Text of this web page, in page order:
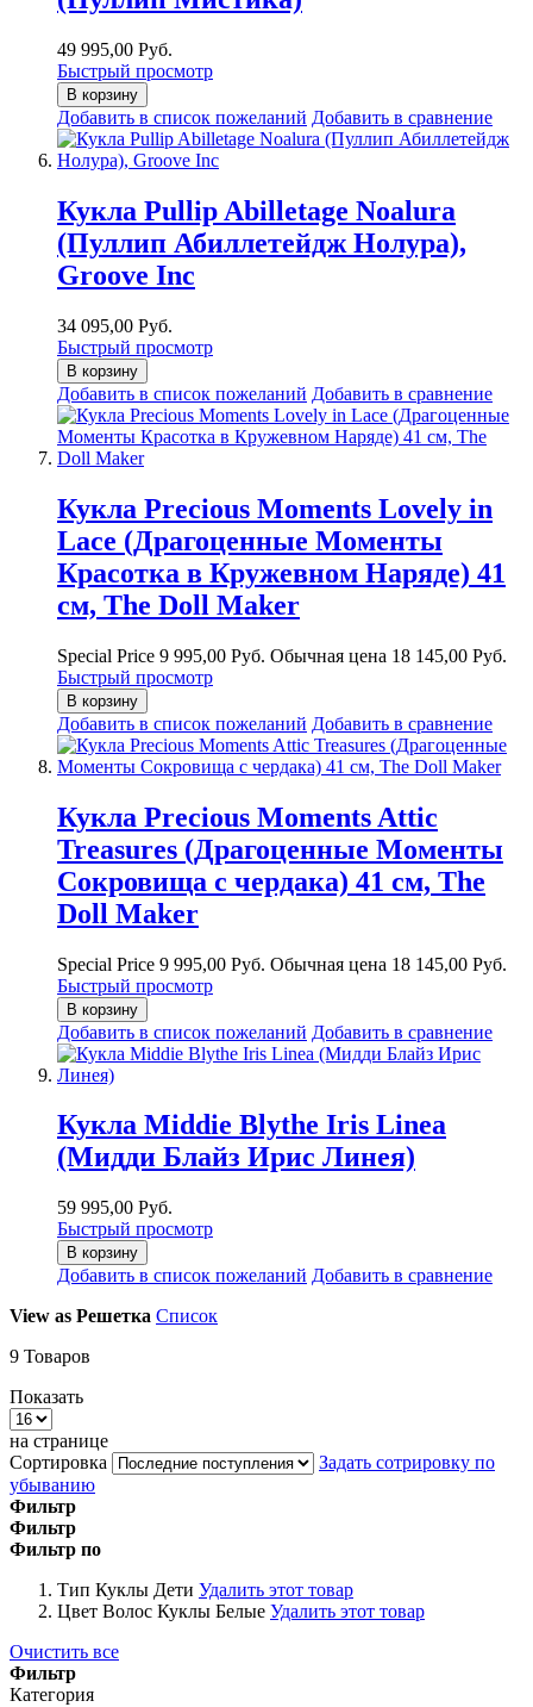
49 995,00 Руб.
Быстрый просмотр
В корзину
Добавить в список пожеланий Добавить в сравнение
Кукла Pullip Abilletage Noalura
(Пуллип Абиллетейдж Нолура),
Groove Inc
34 095,00 Руб.
Быстрый просмотр
В корзину
Добавить в список пожеланий Добавить в сравнение
Кукла Precious Moments Lovely in
Lace (Драгоценные Моменты
Красотка в Кружевном Наряде) 41
см, The Doll Maker
Special Price 9 995,00 Руб. Обычная цена 18 145,00 Руб.
Быстрый просмотр
В корзину
Добавить в список пожеланий Добавить в сравнение
Кукла Precious Moments Attic
Treasures (Драгоценные Моменты
Сокровища с чердака) 41 см, The
Doll Maker
Special Price 9 995,00 Руб. Обычная цена 18 145,00 Руб.
Быстрый просмотр
В корзину
Добавить в список пожеланий Добавить в сравнение
Кукла Middie Blythe Iris Linea
(Мидди Блайз Ирис Линея)
59 995,00 Руб.
Быстрый просмотр
В корзину
Добавить в список пожеланий Добавить в сравнение
View as Решетка Список
9 Товаров
Показать
на странице
Сортировка
Задать сотрировку по
убыванию
Фильтр
Фильтр
Фильтр по
Тип Куклы Дети Удалить этот товар
Цвет Волос Куклы Белые Удалить этот товар
Очистить все
Фильтр
Категория